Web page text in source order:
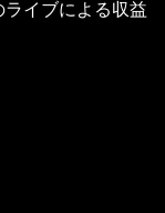
イブによる収益